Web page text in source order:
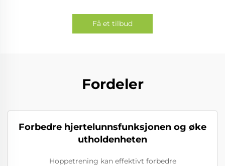
Få et tilbud
Fordeler
Forbedre hjertelunnsfunksjonen og øke
utholdenheten
Hoppetrening kan effektivt forbedre